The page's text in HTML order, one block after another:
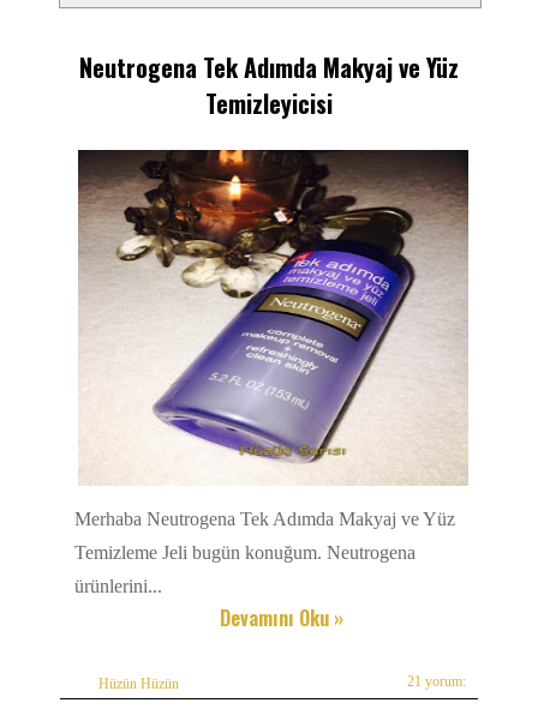
Neutrogena Tek Adımda Makyaj ve Yüz
Temizleyicisi
Merhaba Neutrogena Tek Adımda Makyaj ve Yüz
Temizleme Jeli bugün konuğum. Neutrogena
ürünlerini...
Devamını Oku »
Hüzün Hüzün 21 yorum: